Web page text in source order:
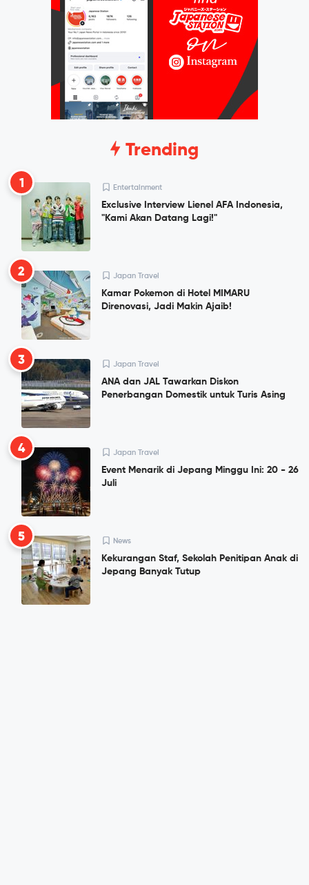
Trending
1 Entertainment
Exclusive Interview Lienel AFA Indonesia,
"Kami Akan Datang Lagi!"
2 Japan Travel
Kamar Pokemon di Hotel MIMARU
Direnovasi, Jadi Makin Ajaib!
3 Japan Travel
ANA dan JAL Tawarkan Diskon
Penerbangan Domestik untuk Turis Asing
4 Japan Travel
Event Menarik di Jepang Minggu Ini: 20 - 26
Juli
5 News
Kekurangan Staf, Sekolah Penitipan Anak di
Jepang Banyak Tutup